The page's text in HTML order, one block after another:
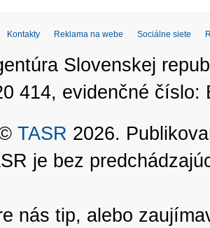
Kontakty Reklama na webe Sociálne siete
Slovenskej
414, evidenčné číslo:
TASR 2026.
je bez
nás tip, alebo